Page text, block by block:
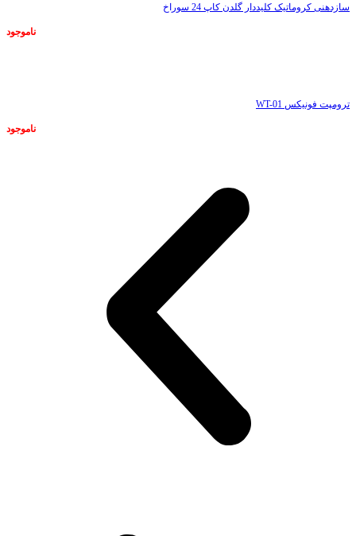
سازدهنی کروماتیک کلیددار گلدن کاپ 24 سوراخ
ناموجود
ترومپت فونیکس WT-01
ناموجود